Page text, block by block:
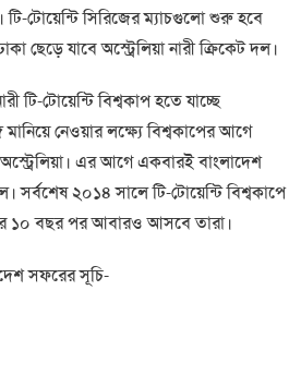
টি-টোয়েন্টি সিরিজের ম্যাচগুলো শুরু হবে
ছেড়ে যাবে অস্ট্রেলিয়া নারী ক্রিকেট দল।
টি-টোয়েন্টি বিশ্বকাপ হতে যাচ্ছে
নেওয়ার লক্ষ্যে বিশ্বকাপের আগে
এর আগে একবারই বাংলাদেশ
২০১৪ সালে টি-টোয়েন্টি বিশ্বকাপে
১০ বছর পর আবারও আসবে তারা।
সফরের সূচি-